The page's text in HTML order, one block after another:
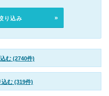
り込み
む (2740件)
込む (319件)